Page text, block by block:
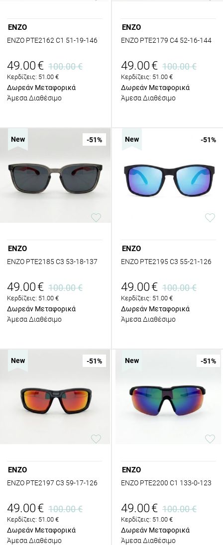
ENZO
ENZO PTE2162 C1 51-19-146
49.00€ 100.00€
Κερδίζεις: 51.00 €
Δωρεάν Μεταφορικά
Άμεσα Διαθέσιμο
ENZO
ENZO PTE2179 C4 52-16-144
49.00€ 100.00€
Κερδίζεις: 51.00 €
Δωρεάν Μεταφορικά
Άμεσα Διαθέσιμο
New -51%
ENZO
ENZO PTE2185 C3 53-18-137
49.00€ 100.00€
Κερδίζεις: 51.00 €
Δωρεάν Μεταφορικά
Άμεσα Διαθέσιμο
New -51%
ENZO
ENZO PTE2195 C3 55-21-126
49.00€ 100.00€
Κερδίζεις: 51.00 €
Δωρεάν Μεταφορικά
Άμεσα Διαθέσιμο
New -51%
ENZO
ENZO PTE2197 C3 59-17-126
49.00€ 100.00€
Κερδίζεις: 51.00 €
Δωρεάν Μεταφορικά
Άμεσα Διαθέσιμο
New -51%
ENZO
ENZO PTE2200 C1 133-0-123
49.00€ 100.00€
Κερδίζεις: 51.00 €
Δωρεάν Μεταφορικά
Άμεσα Διαθέσιμο